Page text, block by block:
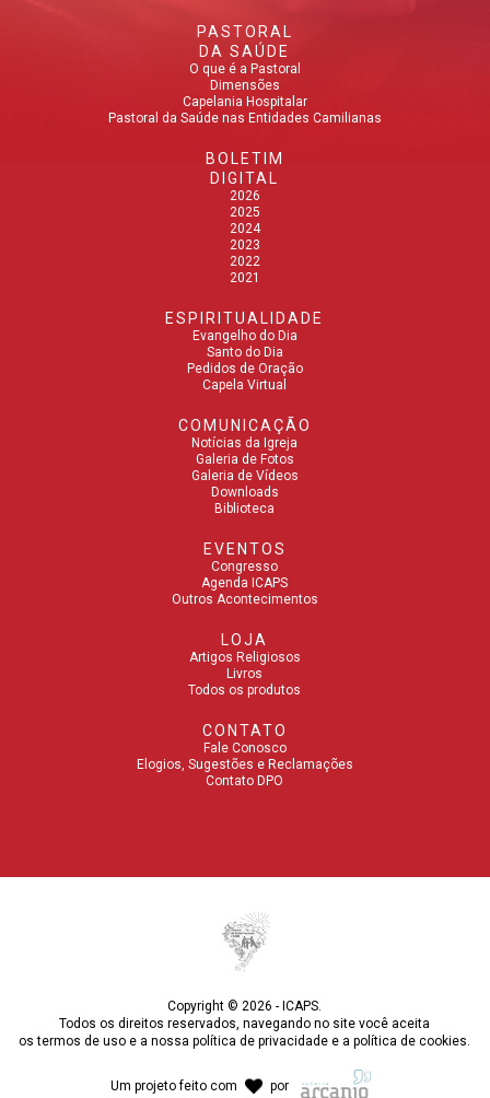
PASTORAL
DA SAÚDE
O que é a Pastoral
Dimensões
Capelania Hospitalar
Pastoral da Saúde nas Entidades Camilianas
BOLETIM
DIGITAL
2026
2025
2024
2023
2022
2021
ESPIRITUALIDADE
Evangelho do Dia
Santo do Dia
Pedidos de Oração
Capela Virtual
COMUNICAÇÃO
Notícias da Igreja
Galeria de Fotos
Galeria de Vídeos
Downloads
Biblioteca
EVENTOS
Congresso
Agenda ICAPS
Outros Acontecimentos
LOJA
Artigos Religiosos
Livros
Todos os produtos
CONTATO
Fale Conosco
Elogios, Sugestões e Reclamações
Contato DPO
Copyright © 2026 - ICAPS.
Todos os direitos reservados, navegando no site você aceita
ostermos de uso e a nossapolítica de privacidade e apolítica de cookies
Um projeto feito com por